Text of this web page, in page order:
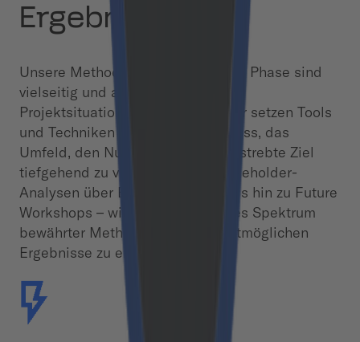
Ergebnisse
Unsere Methoden in der Discovery Phase sind
vielseitig und auf die individuelle
Projektsituation zugeschnitten. Wir setzen Tools
und Techniken ein, um das Business, das
Umfeld, den Nutzer und das angestrebte Ziel
tiefgehend zu verstehen. Von Stakeholder-
Analysen über Emphathy Maps bis hin zu Future
Workshops – wir nutzen ein breites Spektrum
bewährter Methoden, um die bestmöglichen
Ergebnisse zu erzielen.